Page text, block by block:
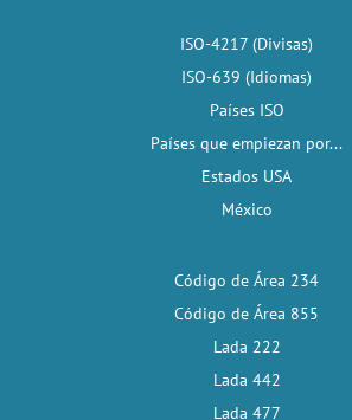
ISO-4217 (Divisas)
ISO-639 (Idiomas)
Países ISO
Países que empiezan por...
Estados USA
México
Código de Área 234
Código de Área 855
Lada 222
Lada 442
Lada 477